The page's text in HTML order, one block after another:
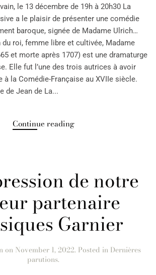
le 13 décembre de 19h à 20h30 La
a le plaisir de présenter une comédie
baroque, signée de Madame Ulrich…
du roi, femme libre et cultivée, Madame
et morte après 1707) est une dramaturge
Elle fut l’une des trois autrices à avoir
à la Comédie-Française au XVIIe siècle.
de Jean de La...
Continue reading
de notre
partenaire
Garnier
on November 1, 2022. Posted in Dernières
parutions.